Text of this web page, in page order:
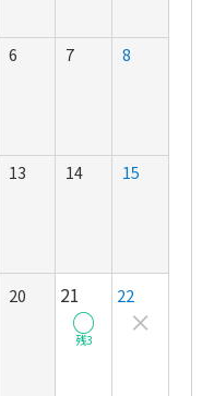
6 7 8
13 14 15
20 21
○
残3
22
×